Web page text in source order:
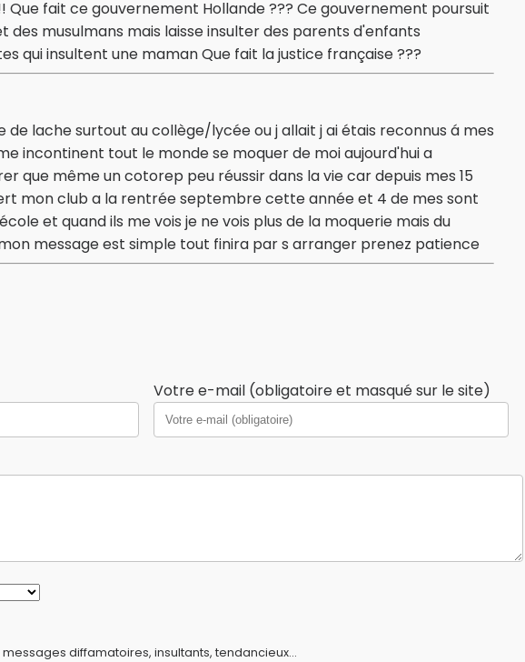
!!! Que fait ce gouvernement Hollande ??? Ce gouvernement poursuit
des musulmans mais laisse insulter des parents d'enfants
qui insultent une maman Que fait la justice française ???
de lache surtout au collège/lycée ou j allait j ai étais reconnus á mes
incontinent tout le monde se moquer de moi aujourd'hui a
que même un cotorep peu réussir dans la vie car depuis mes 15
mon club a la rentrée septembre cette année et 4 de mes sont
et quand ils me vois je ne vois plus de la moquerie mais du
message est simple tout finira par s arranger prenez patience
Votre e-mail (obligatoire et masqué sur le site)
diffamatoires, insultants, tendancieux...